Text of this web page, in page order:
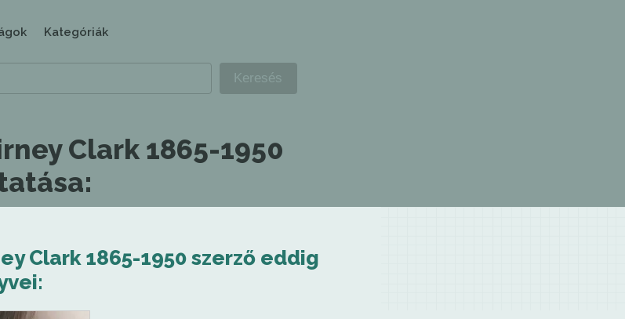
Kategóriák
Clark 1865-1950
Clark 1865-1950 szerző eddig